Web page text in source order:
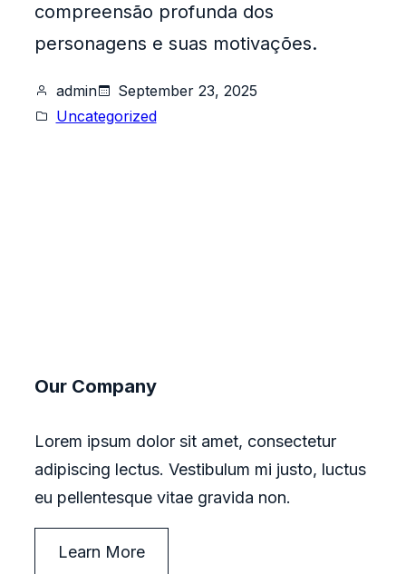
compreensão profunda dos
personagens e suas motivações.
admin
September 23, 2025
Uncategorized
Our Company
Lorem ipsum dolor sit amet, consectetur
adipiscing lectus. Vestibulum mi justo, luctus
eu pellentesque vitae gravida non.
Learn More